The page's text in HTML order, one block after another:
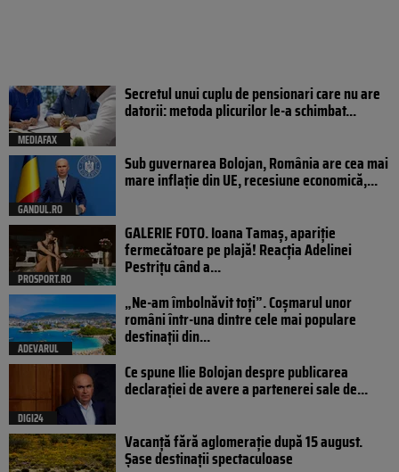
MEDIAFAX
Secretul unui cuplu de pensionari care nu are
datorii: metoda plicurilor le-a schimbat...
GANDUL.RO
Sub guvernarea Bolojan, România are cea mai
mare inflație din UE, recesiune economică,...
PROSPORT.RO
GALERIE FOTO. Ioana Tamaş, apariție
fermecătoare pe plajă! Reacția Adelinei
Pestrițu când a...
ADEVARUL
„Ne-am îmbolnăvit toți”. Coșmarul unor
români într-una dintre cele mai populare
destinații din...
DIGI24
Ce spune Ilie Bolojan despre publicarea
declarației de avere a partenerei sale de...
Vacanță fără aglomerație după 15 august.
Șase destinații spectaculoase